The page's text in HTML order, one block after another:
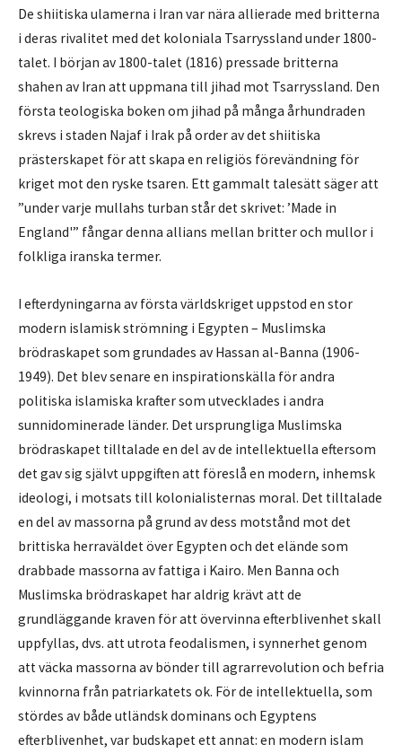
De shiitiska ulamerna i Iran var nära allierade med britterna
i deras rivalitet med det koloniala Tsarryssland under 1800-
talet. I början av 1800-talet (1816) pressade britterna
shahen av Iran att uppmana till jihad mot Tsarryssland. Den
första teologiska boken om jihad på många århundraden
skrevs i staden Najaf i Irak på order av det shiitiska
prästerskapet för att skapa en religiös förevändning för
kriget mot den ryske tsaren. Ett gammalt talesätt säger att
”under varje mullahs turban står det skrivet: ’Made in
England'” fångar denna allians mellan britter och mullor i
folkliga iranska termer.
I efterdyningarna av första världskriget uppstod en stor
modern islamisk strömning i Egypten – Muslimska
brödraskapet som grundades av Hassan al-Banna (1906-
1949). Det blev senare en inspirationskälla för andra
politiska islamiska krafter som utvecklades i andra
sunnidominerade länder. Det ursprungliga Muslimska
brödraskapet tilltalade en del av de intellektuella eftersom
det gav sig självt uppgiften att föreslå en modern, inhemsk
ideologi, i motsats till kolonialisternas moral. Det tilltalade
en del av massorna på grund av dess motstånd mot det
brittiska herraväldet över Egypten och det elände som
drabbade massorna av fattiga i Kairo. Men Banna och
Muslimska brödraskapet har aldrig krävt att de
grundläggande kraven för att övervinna efterblivenhet skall
uppfyllas, dvs. att utrota feodalismen, i synnerhet genom
att väcka massorna av bönder till agrarrevolution och befria
kvinnorna från patriarkatets ok. För de intellektuella, som
stördes av både utländsk dominans och Egyptens
efterblivenhet, var budskapet ett annat: en modern islam